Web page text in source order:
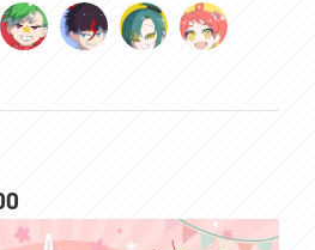
channel/UC3vzVK_N_SUVKq